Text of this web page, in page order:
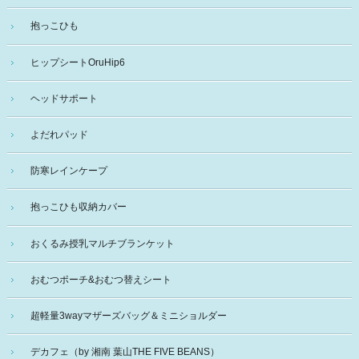
抱っこひも
ヒップシートOruHip6
ヘッドサポート
よだれパッド
防寒レインケープ
抱っこひも収納カバー
おくるみ授乳マルチブランケット
おむつポーチ&おむつ替えシート
超軽量3wayマザーズバッグ＆ミニショルダー
デカフェ（by 湘南 葉山THE FIVE BEANS）